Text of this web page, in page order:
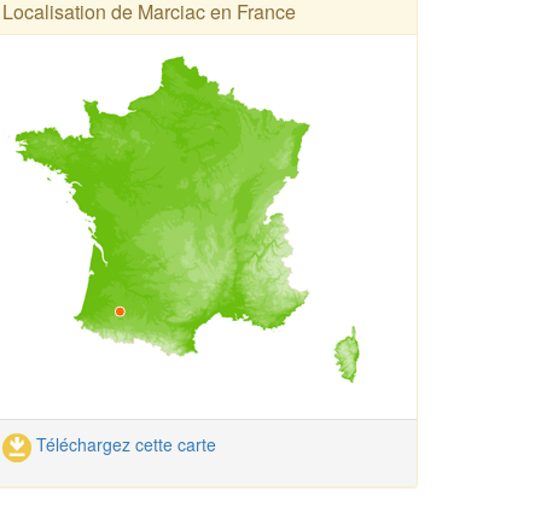
Localisation de Marciac en France
Téléchargez cette carte